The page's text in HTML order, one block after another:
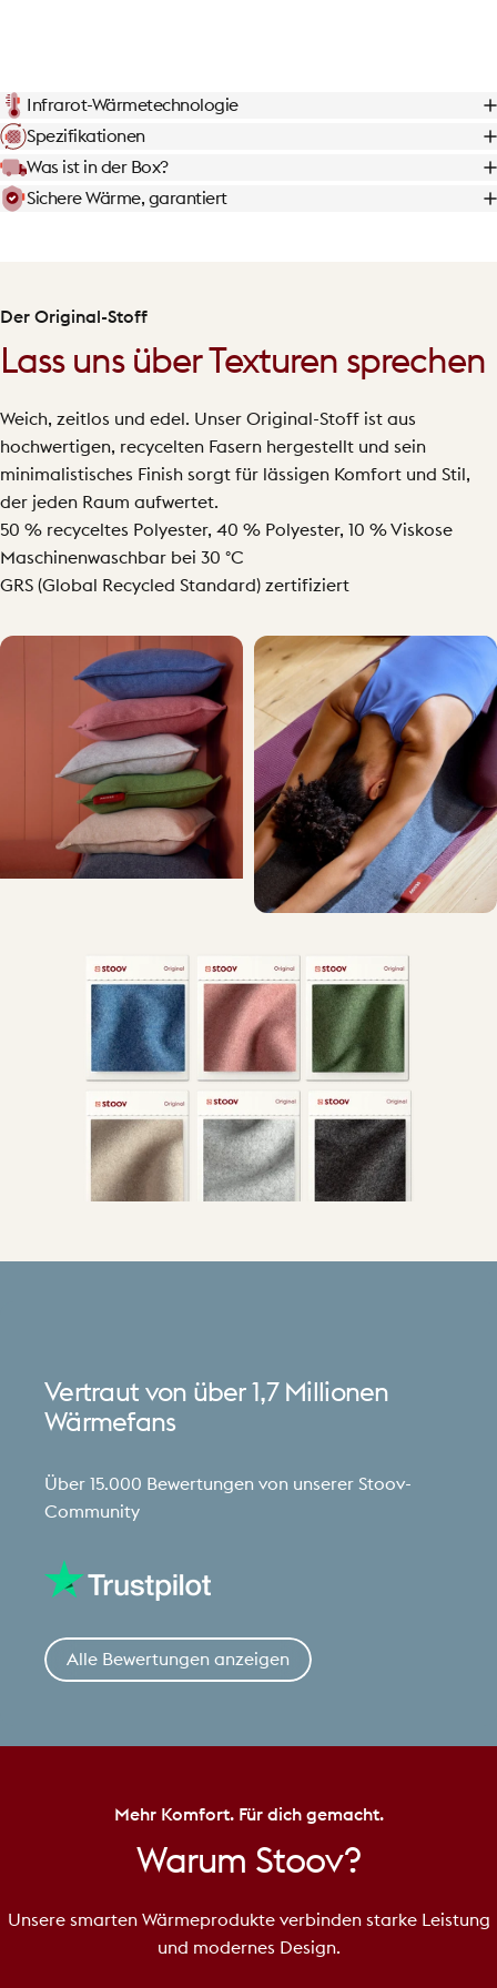
Infrarot-Wärmetechnologie
Spezifikationen
Was ist in der Box?
Sichere Wärme, garantiert
Der Original-Stoff
Lass uns über Texturen sprechen
Weich, zeitlos und edel. Unser Original-Stoff ist aus
hochwertigen, recycelten Fasern hergestellt und sein
minimalistisches Finish sorgt für lässigen Komfort und Stil,
der jeden Raum aufwertet.
50 % recyceltes Polyester, 40 % Polyester, 10 % Viskose
Maschinenwaschbar bei 30 °C
GRS (Global Recycled Standard) zertifiziert
Vertraut von über 1,7 Millionen
Wärmefans
Über 15.000 Bewertungen von unserer Stoov-
Community
Alle Bewertungen anzeigen
Mehr Komfort. Für dich gemacht.
Warum Stoov?
Unsere smarten Wärmeprodukte verbinden starke Leistung
und modernes Design.